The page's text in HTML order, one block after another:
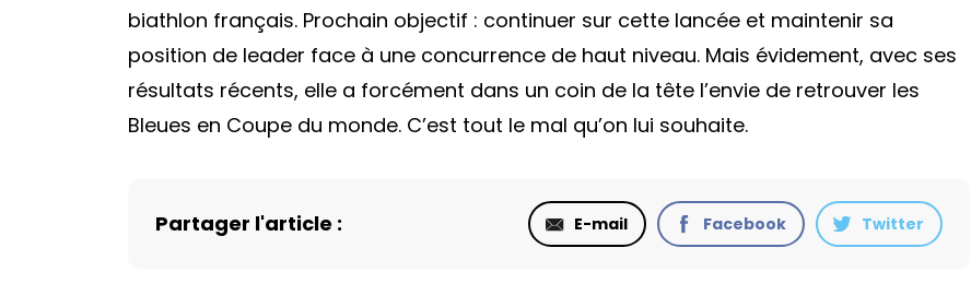
biathlon français. Prochain objectif : continuer sur cette lancée et maintenir sa
position de leader face à une concurrence de haut niveau. Mais évidement, avec ses
résultats récents, elle a forcément dans un coin de la tête l’envie de retrouver les
Bleues en Coupe du monde. C’est tout le mal qu’on lui souhaite.
Partager l'article : E-mail Facebook Twitter